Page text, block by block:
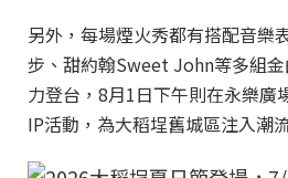
另外，每場煙火秀都有搭配音樂
步、甜約翰Sweet John等多組
力登台，8月1日下午則在永樂廣
IP活動，為大稻埕舊城區注入潮